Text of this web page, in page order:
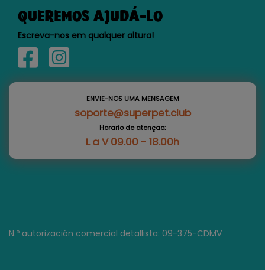
QUEREMOS AJUDÁ-LO
Escreva-nos em qualquer altura!
ENVIE-NOS UMA MENSAGEM
soporte@superpet.club
Horario de atençao:
L a V 09.00 - 18.00h
N.º autorización comercial detallista: 09-375-CDMV